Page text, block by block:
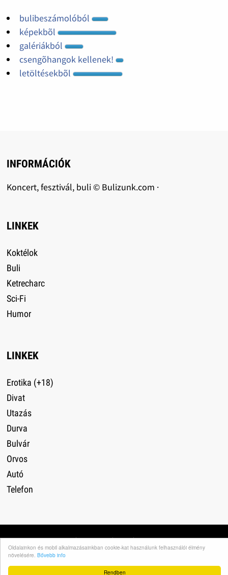
Rendben
Oldalainkon és mobil alkalmazásainkban cookie-kat használunk felhasználói élmény
növelésére. Bővebb info
bulibeszámolóból
képekbõl
galériákból
csengõhangok kellenek!
letöltésekbõl
INFORMÁCIÓK
Koncert, fesztivál, buli © Bulizunk.com ·
LINKEK
Koktélok
Buli
Ketrecharc
Sci-Fi
Humor
LINKEK
Erotika (+18)
Divat
Utazás
Durva
Bulvár
Orvos
Autó
Telefon
Impresszum·Adatvédelem·Médiaajánlat·